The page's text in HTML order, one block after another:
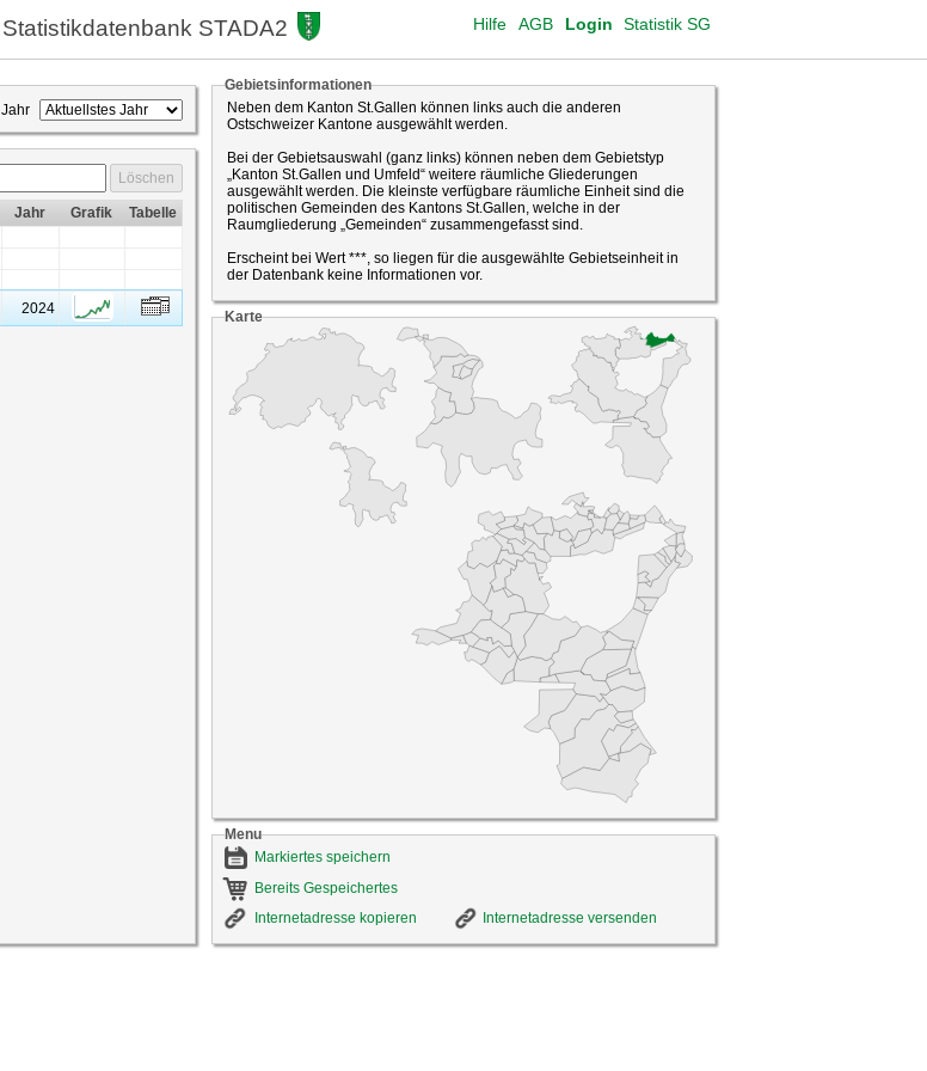
Statistikdatenbank STADA2 Login Statistik SG
AGB
Hilfe
Jahr
Löschen
Jahr Grafik
Tabelle
2024
Gebietsinformationen
Neben dem Kanton St.Gallen können links auch die anderen
Ostschweizer Kantone ausgewählt werden.
Bei der Gebietsauswahl (ganz links) können neben dem Gebietstyp
„Kanton St.Gallen und Umfeld“ weitere räumliche Gliederungen
ausgewählt werden. Die kleinste verfügbare räumliche Einheit sind die
politischen Gemeinden des Kantons St.Gallen, welche in der
Raumgliederung „Gemeinden“ zusammengefasst sind.
Erscheint bei Wert ***, so liegen für die ausgewählte Gebietseinheit in
der Datenbank keine Informationen vor.
Karte
Menu
Markiertes speichern
Bereits Gespeichertes
Internetadresse kopieren
Internetadresse versenden